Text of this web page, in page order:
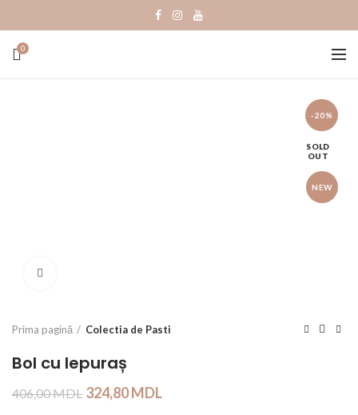
0
-20%
SOLD
OUT
NEW
Prima pagină Colectia de Pasti
Bol cu Iepuraș
406,00MDL 324,80MDL